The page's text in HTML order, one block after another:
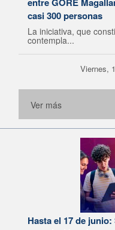
casi 300 personas
La iniciativa, que
contempla...
Viernes,
Ver más
Hasta el 17 de